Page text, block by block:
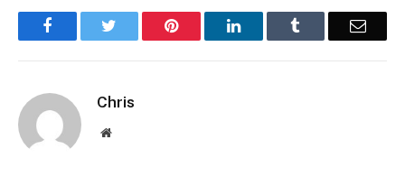
Facebook Pinterest LinkedIn Email
Chris
Website